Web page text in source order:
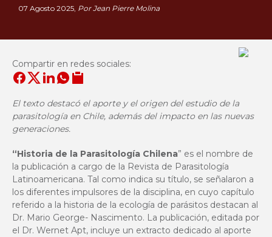
07 Agosto 2025, Por Jean Pierre Molina
Compartir en redes sociales:
El texto destacó el aporte y el origen del estudio de la
parasitología en Chile, además del impacto en las nuevas
generaciones.
“Historia de la Parasitología Chilena” es el nombre de
la publicación a cargo de la Revista de Parasitología
Latinoamericana. Tal como indica su título, se señalaron a
los diferentes impulsores de la disciplina, en cuyo capítulo
referido a la historia de la ecología de parásitos destacan al
Dr. Mario George- Nascimento. La publicación, editada por
el Dr. Wernet Apt, incluye un extracto dedicado al aporte